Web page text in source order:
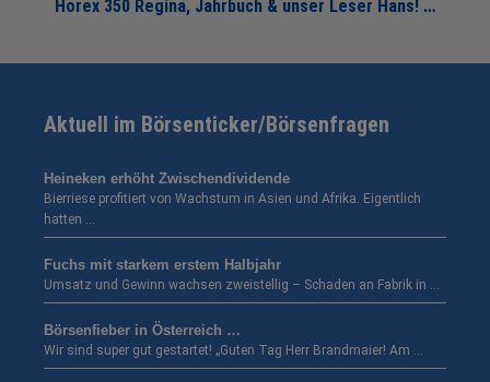
Horex 350 Regina, Jahrbuch & unser Leser Hans! …
Aktuell im Börsenticker/Börsenfragen
Heineken erhöht Zwischendividende
Bierriese profitiert von Wachstum in Asien und Afrika. Eigentlich
hatten …
Fuchs mit starkem erstem Halbjahr
Umsatz und Gewinn wachsen zweistellig – Schaden an Fabrik in …
Börsenfieber in Österreich …
Wir sind super gut gestartet! „Guten Tag Herr Brandmaier! Am …